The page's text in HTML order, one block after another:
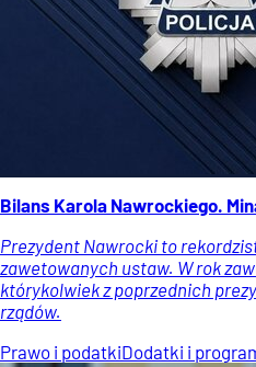
Bilans Karola Nawrockiego.
Prezydent Nawrocki to
zawetowanych ustaw. W rok
którykolwiek z poprzednich
rządów.
Prawo i podatkiDodatki i